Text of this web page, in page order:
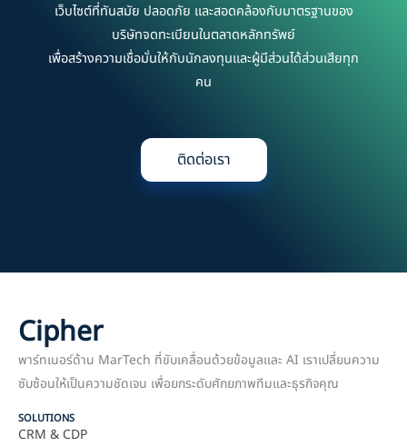
เว็บไซต์ที่ทันสมัย ปลอดภัย และสอดคล้องกับมาตรฐานของ
บริษัทจดทะเบียนในตลาดหลักทรัพย์
เพื่อสร้างความเชื่อมั่นให้กับนักลงทุนและผู้มีส่วนได้ส่วนเสียทุก
คน
ติดต่อเรา
Cipher
พาร์ทเนอร์ด้าน MarTech ที่ขับเคลื่อนด้วยข้อมูลและ AI เราเปลี่ยนความ
ซับซ้อนให้เป็นความชัดเจน เพื่อยกระดับศักยภาพทีมและธุรกิจคุณ
SOLUTIONS
CRM & CDP